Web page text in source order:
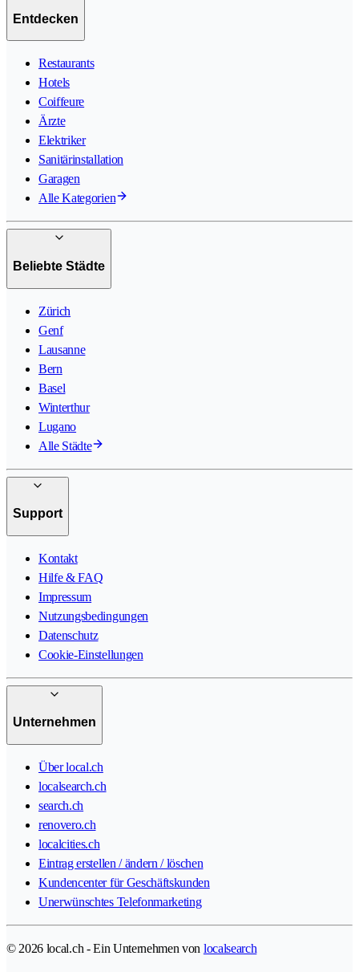
Entdecken
Restaurants
Hotels
Coiffeure
Ärzte
Elektriker
Sanitärinstallation
Garagen
Alle Kategorien
Beliebte Städte
Zürich
Genf
Lausanne
Bern
Basel
Winterthur
Lugano
Alle Städte
Support
Kontakt
Hilfe & FAQ
Impressum
Nutzungsbedingungen
Datenschutz
Cookie-Einstellungen
Unternehmen
Über local.ch
localsearch.ch
search.ch
renovero.ch
localcities.ch
Eintrag erstellen / ändern / löschen
Kundencenter für Geschäftskunden
Unerwünschtes Telefonmarketing
© 2026 local.ch - Ein Unternehmen von localsearch